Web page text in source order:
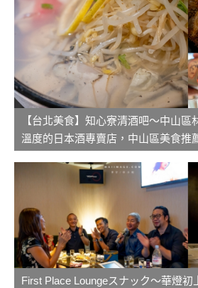
【台北美食】知心寮清酒吧～中山區
溫度的日本酒專賣店，中山區美食推
First Place Loungeスナック～華燈初